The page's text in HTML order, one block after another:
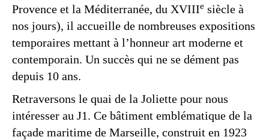
Provence et la Méditerranée, du XVIIIe siècle à
nos jours), il accueille de nombreuses expositions
temporaires mettant à l’honneur art moderne et
contemporain. Un succès qui ne se dément pas
depuis 10 ans.
Retraversons le quai de la Joliette pour nous
intéresser au J1. Ce bâtiment emblématique de la
façade maritime de Marseille, construit en 1923